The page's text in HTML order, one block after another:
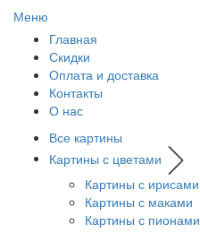
Меню
Главная
Скидки
Оплата и доставка
Контакты
О нас
Все картины
Картины с цветами
Картины с ирисами
Картины с маками
Картины с пионами